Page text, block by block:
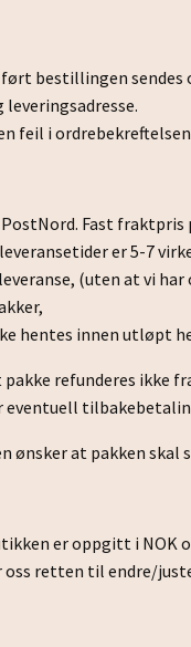
bestillingen sendes
feil i
Fast fraktpris
er 5-7
(uten at vi
hentes innen utløpt
pakke refunderes
eventuell
ønsker at pakken
er oppgitt i NOK
oss retten til endre/